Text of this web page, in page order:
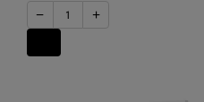
− +